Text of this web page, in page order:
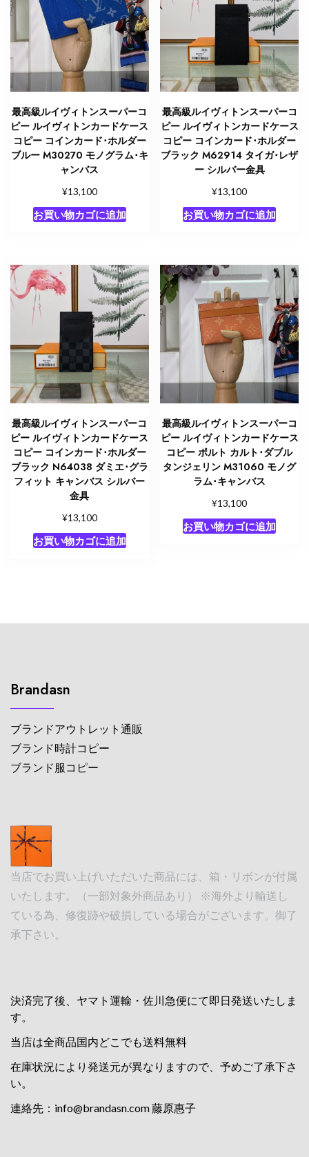
ラ
キ
ャ
ン
バ
ス
個
最高級ルイヴィトンスーパーコ
ピー ルイヴィトンカードケース
コピー コインカード･ホルダー
ブルー M30270 モノグラム･キ
ャンバス
¥13,100
お買い物カゴに追加
最高級ルイヴィトンスーパーコ
ピー ルイヴィトンカードケース
コピー コインカード･ホルダー
ブラック M62914 タイガ･レザ
ー シルバー金具
¥13,100
お買い物カゴに追加
最高級ルイヴィトンスーパーコ
ピー ルイヴィトンカードケース
コピー コインカード･ホルダー
ブラック N64038 ダミエ･グラ
フィット キャンバス シルバー
金具
¥13,100
お買い物カゴに追加
最高級ルイヴィトンスーパーコ
ピー ルイヴィトンカードケース
コピー ポルト カルト･ダブル
タンジェリン M31060 モノグ
ラム･キャンバス
¥13,100
お買い物カゴに追加
Brandasn
ブランドアウトレット通販
ブランド時計コピー
ブランド服コピー
当店でお買い上げいただいた商品には、箱・リボンが付属
いたします。（一部対象外商品あり） ※海外より輸送し
ている為、修復跡や破損している場合がございます。御了
承下さい。
決済完了後、ヤマト運輸・佐川急便にて即日発送いたしま
す。
当店は全商品国内どこでも送料無料
在庫状況により発送元が異なりますので、予めご了承下さ
い。
連絡先： info@brandasn.com藤原惠子